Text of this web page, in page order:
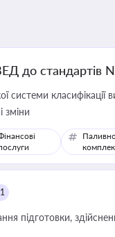
до стандартів
системи класифікації
зміни
підготовки,